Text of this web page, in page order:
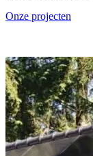
Onze projecten